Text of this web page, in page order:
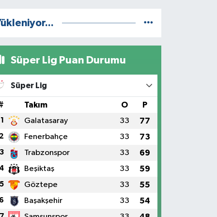
Süper Lig Puan Durumu
Süper Lig
Takım O P
1 Galatasaray 33 77
Fenerbahçe 33 73
3 Trabzonspor 33 69
Beşiktaş 33 59
5 Göztepe 33 55
Başakşehir 33 54